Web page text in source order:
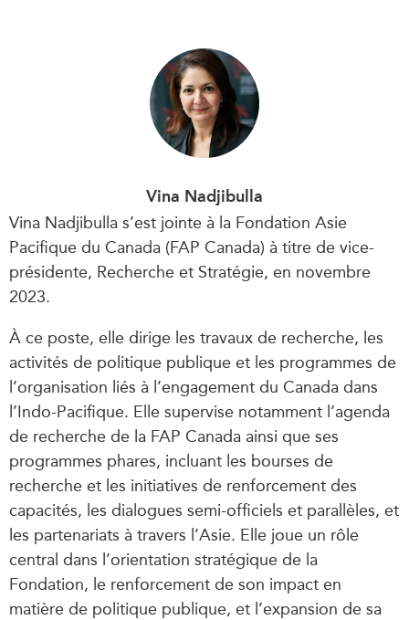
Vina Nadjibulla
Vina Nadjibulla s’est jointe à la Fondation Asie
Pacifique du Canada (FAP Canada) à titre de vice-
présidente, Recherche et Stratégie, en novembre
2023.
À ce poste, elle dirige les travaux de recherche, les
activités de politique publique et les programmes de
l’organisation liés à l’engagement du Canada dans
l’Indo-Pacifique. Elle supervise notamment l’agenda
de recherche de la FAP Canada ainsi que ses
programmes phares, incluant les bourses de
recherche et les initiatives de renforcement des
capacités, les dialogues semi-officiels et parallèles, et
les partenariats à travers l’Asie. Elle joue un rôle
central dans l’orientation stratégique de la
Fondation, le renforcement de son impact en
matière de politique publique, et l’expansion de sa